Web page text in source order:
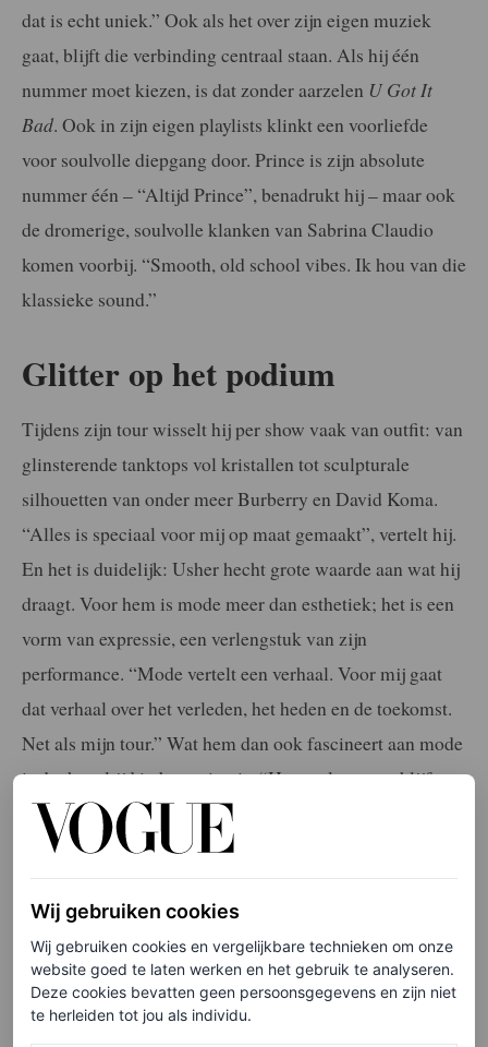
dat is echt uniek.” Ook als het over zijn eigen muziek
gaat, blijft die verbinding centraal staan. Als hij één
nummer moet kiezen, is dat zonder aarzelen U Got It
Bad. Ook in zijn eigen playlists klinkt een voorliefde
voor soulvolle diepgang door. Prince is zijn absolute
nummer één – “Altijd Prince”, benadrukt hij – maar ook
de dromerige, soulvolle klanken van Sabrina Claudio
komen voorbij. “Smooth, old school vibes. Ik hou van die
klassieke sound.”
Glitter op het podium
Tijdens zijn tour wisselt hij per show vaak van outfit: van
glinsterende tanktops vol kristallen tot sculpturale
silhouetten van onder meer Burberry en David Koma.
“Alles is speciaal voor mij op maat gemaakt”, vertelt hij.
En het is duidelijk: Usher hecht grote waarde aan wat hij
draagt. Voor hem is mode meer dan esthetiek; het is een
vorm van expressie, een verlengstuk van zijn
performance. “Mode vertelt een verhaal. Voor mij gaat
dat verhaal over het verleden, het heden en de toekomst.
Net als mijn tour.” Wat hem dan ook fascineert aan mode
is dat het altijd in beweging is. “Het evolueert en blijft
veranderen. Invloeden uit andere tijden blijven altijd
terugkomen, denk bijvoorbeeld aan de 90s.”
Wij gebruiken cookies
Wij gebruiken cookies en vergelijkbare technieken om onze
website goed te laten werken en het gebruik te analyseren.
Deze cookies bevatten geen persoonsgegevens en zijn niet
te herleiden tot jou als individu.